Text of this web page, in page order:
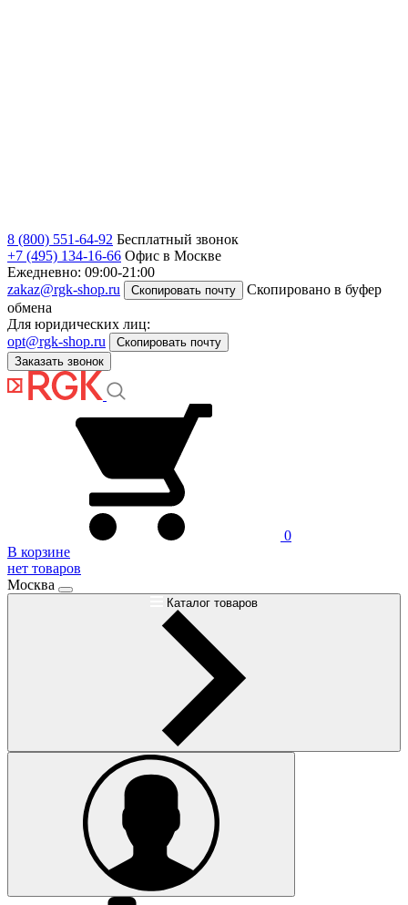
8 (800) 551-64-92 Бесплатный звонок
+7 (495) 134-16-66 Офис в Москве
Ежедневно: 09:00-21:00
zakaz@rgk-shop.ru
Скопировать почту
Скопировано в буфер
обмена
Для юридических лиц:
opt@rgk-shop.ru
Скопировать почту
Заказать звонок
0
В корзине
нет товаров
Москва
Каталог товаров